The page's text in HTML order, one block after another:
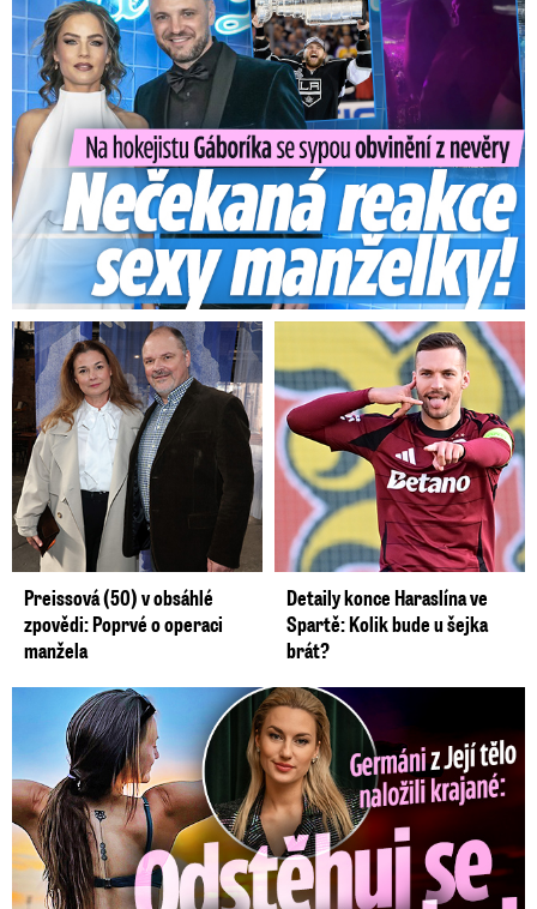
Preissová (50) v obsáhlé
zpovědi: Poprvé o operaci
manžela
Detaily konce Haraslína ve
Spartě: Kolik bude u šejka
brát?
Germáni z Jejího těla: Odstěhuj se, vzkázali jí krajané